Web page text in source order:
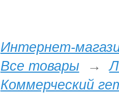
Интернет-
Все товары→
Коммерческий